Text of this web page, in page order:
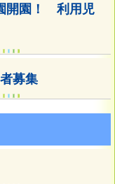
開園！ 利用児
募集